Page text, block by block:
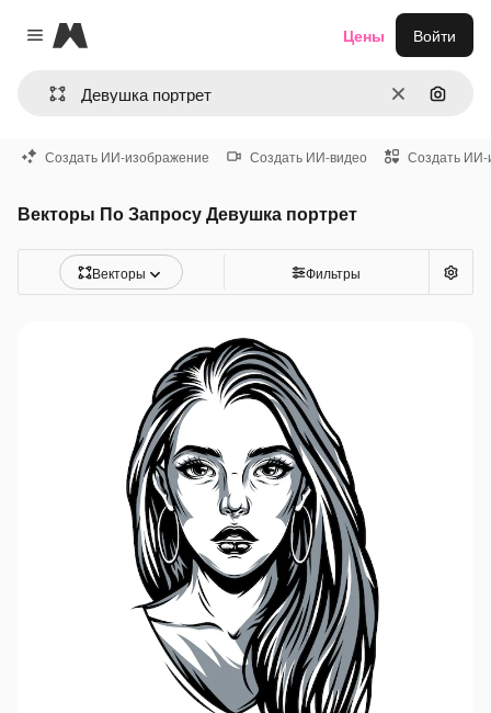
Close menu
Magnific
ОчиститьПоиск
Цены Войти
Создать ИИ-изображение Создать ИИ-видео Создать ИИ-
Векторы По Запросу Девушка портрет
Векторы Фильтры